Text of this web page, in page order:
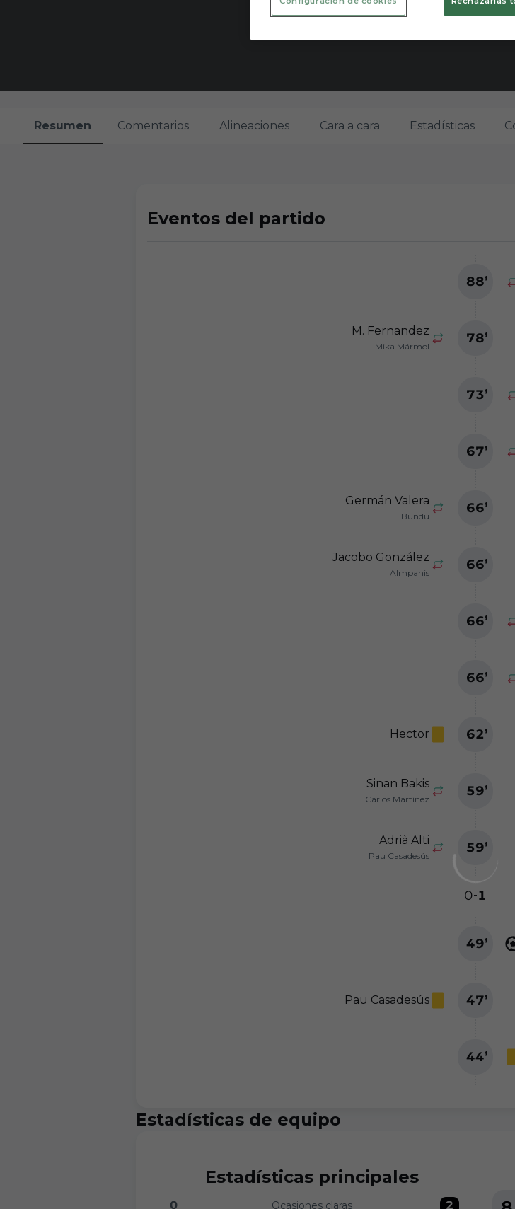
Resumen Comentarios Alineaciones Cara a cara Estadísticas
Eventos del partido
88’
M. Fernandez
Mika Mármol
78’
73’
67’
Germán Valera
Bundu
66’
Jacobo González
Almpanis
66’
66’
66’
Hector 62’
Sinan Bakis
Carlos Martínez
59’
Adrià Alti
Pau Casadesús
59’
0-1
49’
Pau Casadesús 47’
44’
Estadísticas de equipo
Estadísticas principales
0 Ocasiones claras 2